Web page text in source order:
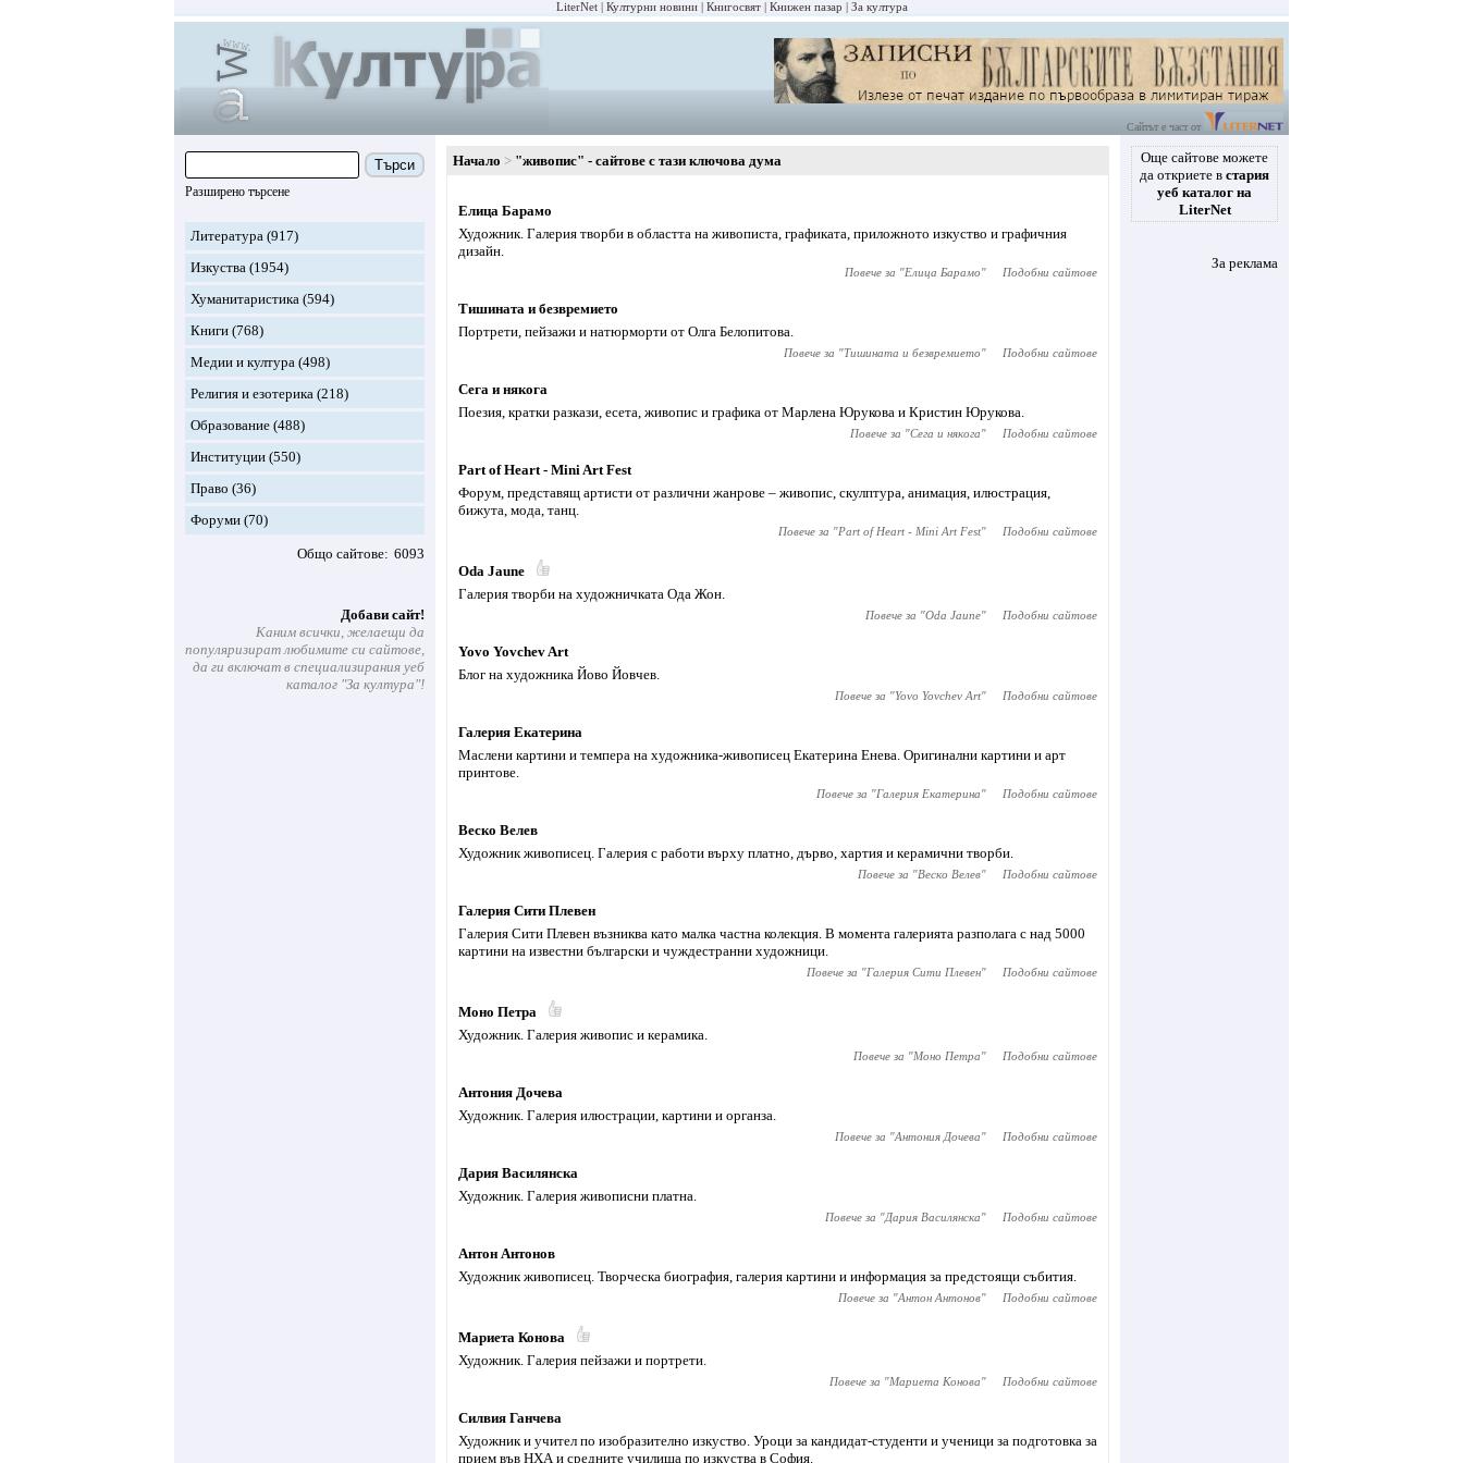
LiterNet Културни новини Книгосвят Книжен пазар За култура
Сайтът е част от
Търси
Разширено търсене
Литература (917)
Изкуства (1954)
Хуманитаристика (594)
Книги (768)
Медии и култура (498)
Религия и езотерика (218)
Образование (488)
Институции (550)
Право (36)
Форуми (70)
Общо сайтове 6093
Добави сайт!
Каним всички, желаещи да
популяризират любимите си сайтове,
да ги включат в специализирания уеб
каталог "За култура"!
Начало "живопис" - сайтове с тази ключова дума
Елица Барамо
Художник. Галерия творби в областта на живописта, графиката, приложното изкуство и графичния
дизайн.
Повече за "Елица Барамо" Подобни сайтове
Тишината и безвремието
Портрети, пейзажи и натюрморти от Олга Белопитова.
Повече за "Тишината и безвремието" Подобни сайтове
Сега и някога
Поезия, кратки разкази, есета, живопис и графика от Марлена Юрукова и Кристин Юрукова.
Повече за "Сега и някога" Подобни сайтове
Part of Heart - Mini Art Fest
Форум, представящ артисти от различни жанрове – живопис, скулптура, анимация, илюстрация,
бижута, мода, танц.
Повече за "Part of Heart - Mini Art Fest" Подобни сайтове
Oda Jaune
Галерия творби на художничката Ода Жон.
Повече за "Oda Jaune" Подобни сайтове
Yovo Yovchev Art
Блог на художника Йово Йовчев.
Повече за "Yovo Yovchev Art" Подобни сайтове
Галерия Екатерина
Маслени картини и темпера на художника-живописец Екатерина Енева. Оригинални картини и арт
принтове.
Повече за "Галерия Екатерина" Подобни сайтове
Веско Велев
Художник живописец. Галерия с работи върху платно, дърво, хартия и керамични творби.
Повече за "Веско Велев" Подобни сайтове
Галерия Сити Плевен
Галерия Сити Плевен възниква като малка частна колекция. В момента галерията разполага с над 5000
картини на известни български и чуждестранни художници.
Повече за "Галерия Сити Плевен" Подобни сайтове
Моно Петра
Художник. Галерия живопис и керамика.
Повече за "Моно Петра" Подобни сайтове
Антония Дочева
Художник. Галерия илюстрации, картини и органза.
Повече за "Антония Дочева" Подобни сайтове
Дария Василянска
Художник. Галерия живописни платна.
Повече за "Дария Василянска" Подобни сайтове
Антон Антонов
Художник живописец. Творческа биография, галерия картини и информация за предстоящи събития.
Повече за "Антон Антонов" Подобни сайтове
Мариета Конова
Художник. Галерия пейзажи и портрети.
Повече за "Мариета Конова" Подобни сайтове
Силвия Ганчева
Художник и учител по изобразително изкуство. Уроци за кандидат-студенти и ученици за подготовка за
прием във НХА и средните училища по изкуства в София.
Още сайтове можете
да откриете в стария
уеб каталог на
LiterNet
За реклама